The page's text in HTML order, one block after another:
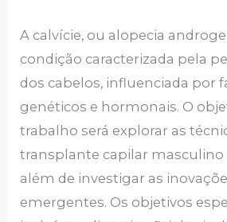
A calvície, ou alopecia
condição caracterizada pela
dos cabelos, influenciada por
genéticos e hormonais. O
trabalho será explorar as
transplante capilar masculino
além de investigar as
emergentes. Os objetivos